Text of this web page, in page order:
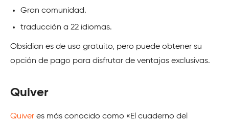
Gran comunidad.
traducción a 22 idiomas.
Obsidian es de uso gratuito, pero puede obtener su
opción de pago para disfrutar de ventajas exclusivas.
Quiver
Quiver es más conocido como «El cuaderno del